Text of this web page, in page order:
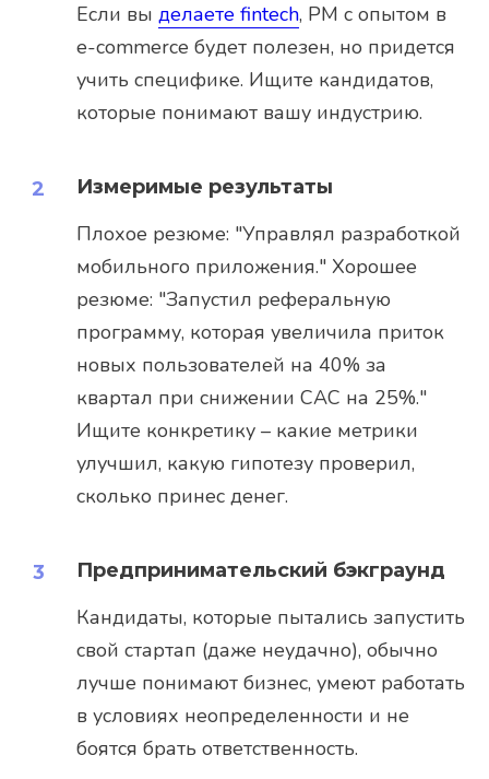
Если вы делаете fintech, PM с опытом в
e-commerce будет полезен, но придется
учить специфике. Ищите кандидатов,
которые понимают вашу индустрию.
Измеримые результаты
Плохое резюме: "Управлял разработкой
мобильного приложения." Хорошее
резюме: "Запустил реферальную
программу, которая увеличила приток
новых пользователей на 40% за
квартал при снижении CAC на 25%."
Ищите конкретику – какие метрики
улучшил, какую гипотезу проверил,
сколько принес денег.
Предпринимательский бэкграунд
Кандидаты, которые пытались запустить
свой стартап (даже неудачно), обычно
лучше понимают бизнес, умеют работать
в условиях неопределенности и не
боятся брать ответственность.